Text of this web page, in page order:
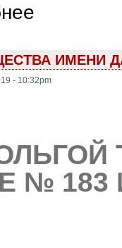
ИМЕНИ
- 10:32pm
№ 183